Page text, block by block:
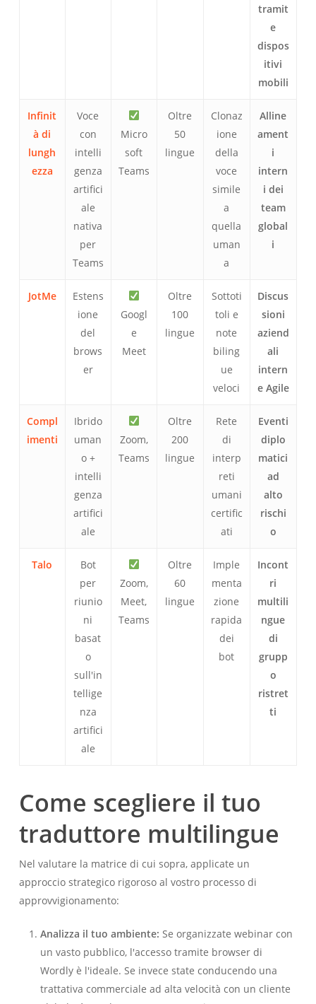
tramit
e
dispos
itivi
mobili
Infinit
à di
lungh
ezza
Voce
con
intelli
genza
artifici
ale
nativa
per
Teams
Micro
soft
Teams
Oltre
50
lingue
Clonaz
ione
della
voce
simile
a
quella
uman
a
Alline
ament
i
intern
i dei
team
global
i
JotMe
Estens
ione
del
brows
er
Googl
e
Meet
Oltre
100
lingue
Sottoti
toli e
note
biling
ue
veloci
Discus
sioni
aziend
ali
intern
e Agile
Compl
imenti
Ibrido
uman
o +
intelli
genza
artifici
ale
Zoom,
Teams
Oltre
200
lingue
Rete
di
interp
reti
umani
certific
ati
Eventi
diplo
matici
ad
alto
rischi
o
Talo
Bot
per
riunio
ni
basat
o
sull'in
tellige
nza
artifici
ale
Zoom,
Meet,
Teams
Oltre
60
lingue
Imple
menta
zione
rapida
dei
bot
Incont
ri
multili
ngue
di
grupp
o
ristret
ti
Come scegliere il tuo
traduttore multilingue
Nel valutare la matrice di cui sopra, applicate un
approccio strategico rigoroso al vostro processo di
approvvigionamento:
Analizza il tuo ambiente: Se organizzate webinar con
un vasto pubblico, l'accesso tramite browser di
Wordly è l'ideale. Se invece state conducendo una
trattativa commerciale ad alta velocità con un cliente